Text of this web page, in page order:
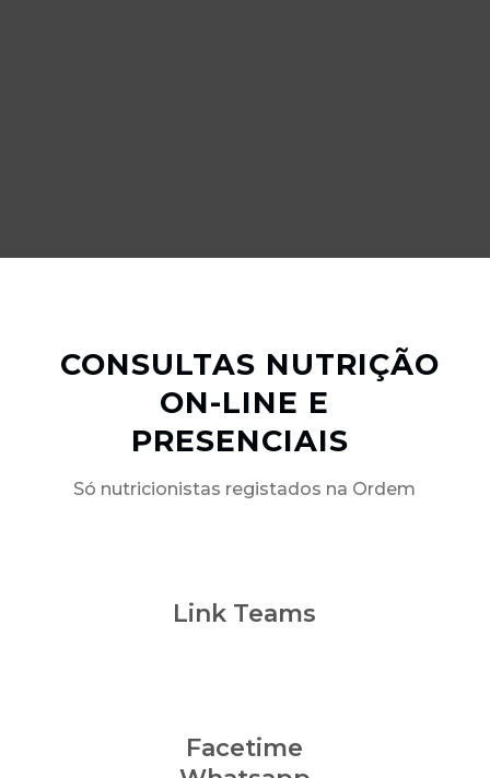
CONSULTAS NUTRIÇÃO
ON-LINE E
PRESENCIAIS
Só nutricionistas registados na Ordem
Link Teams
Facetime